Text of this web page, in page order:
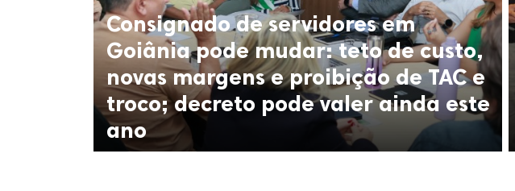
Consignado de servidores em
Goiânia pode mudar: teto de custo,
novas margens e proibição de TAC e
troco; decreto pode valer ainda este
ano